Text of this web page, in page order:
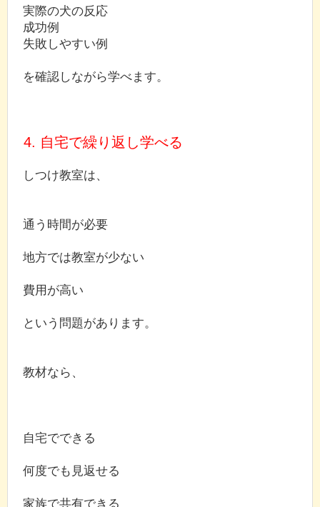
実際の犬の反応
成功例
失敗しやすい例
を確認しながら学べます。
4. 自宅で繰り返し学べる
しつけ教室は、
通う時間が必要
地方では教室が少ない
費用が高い
という問題があります。
教材なら、
自宅でできる
何度でも見返せる
家族で共有できる